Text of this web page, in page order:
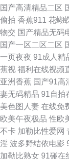
浮力影院 91精品国产
精品 香蕉视频黄
伊人男人天堂 青青伊
众合网 大香蕉资源网
美性vahd 51国产视
欧美色色资源站 日本
国产高清精品二区
偷拍 香蕉911 花蝴
物交 国产精品无码
国产一区二区二区
一页夜夜 91成人精
蕉视 福利在线视频
亚洲香蕉 国产91高
妻无码精品 91自拍
美色图人妻 在线免
欧美午夜极品 性欧
不卡 加勒比性爱网
淫 波多野结依电影
加勒比熟女 91碰在